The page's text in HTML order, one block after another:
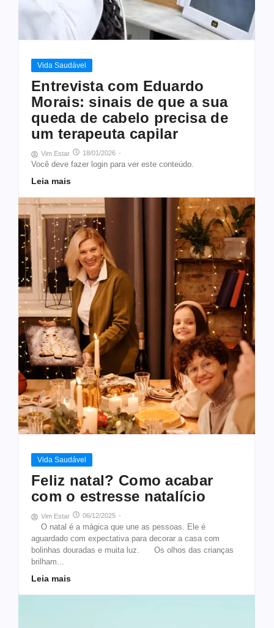
Vida Saudável
Entrevista com Eduardo
Morais: sinais de que a sua
queda de cabelo precisa de
um terapeuta capilar
Vim Estar 18/01/2026 -
Você deve fazer login para ver este conteúdo.
Leia mais
Vida Saudável
Feliz natal? Como acabar
com o estresse natalício
Vim Estar 06/12/2025 -
O natal é a mágica que une as pessoas. Ele é
aguardado com expectativa para decorar a casa com
bolinhas douradas e muita luz. Os olhos das crianças
brilham...
Leia mais